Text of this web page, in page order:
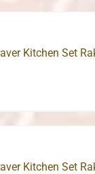
Kitchen Set
Kitchen Set